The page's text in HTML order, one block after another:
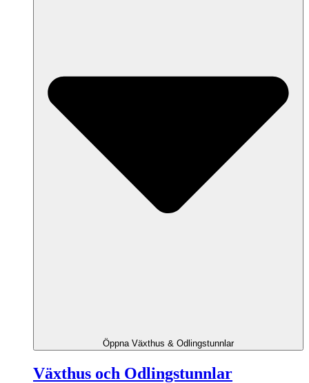
Öppna Växthus & Odlingstunnlar
Växthus och Odlingstunnlar